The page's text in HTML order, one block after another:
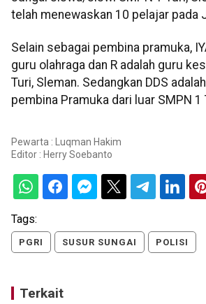
telah menewaskan 10 pelajar pada
Selain sebagai pembina pramuka,
guru olahraga dan R adalah guru
Turi, Sleman. Sedangkan DDS
pembina Pramuka dari luar SMPN 1
Pewarta : Luqman Hakim
Editor : Herry Soebanto
Tags:
PGRI SUSUR SUNGAI POLISI
Terkait